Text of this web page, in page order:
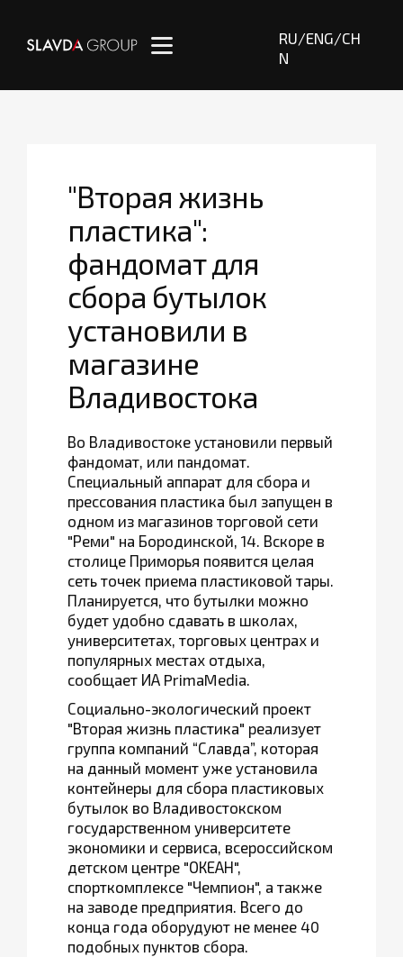
RU/ENG/CH
N
"Вторая жизнь
пластика":
фандомат для
сбора бутылок
установили в
магазине
Владивостока
Во Владивостоке установили первый
фандомат, или пандомат.
Специальный аппарат для сбора и
прессования пластика был запущен в
одном из магазинов торговой сети
"Реми" на Бородинской, 14. Вскоре в
столице Приморья появится целая
сеть точек приема пластиковой тары.
Планируется, что бутылки можно
будет удобно сдавать в школах,
университетах, торговых центрах и
популярных местах отдыха,
сообщает ИА PrimaMedia.
Социально-экологический проект
"Вторая жизнь пластика" реализует
группа компаний “Славда”, которая
на данный момент уже установила
контейнеры для сбора пластиковых
бутылок во Владивостокском
государственном университете
экономики и сервиса, всероссийском
детском центре "ОКЕАН",
спорткомплексе "Чемпион", а также
на заводе предприятия. Всего до
конца года оборудуют не менее 40
подобных пунктов сбора.